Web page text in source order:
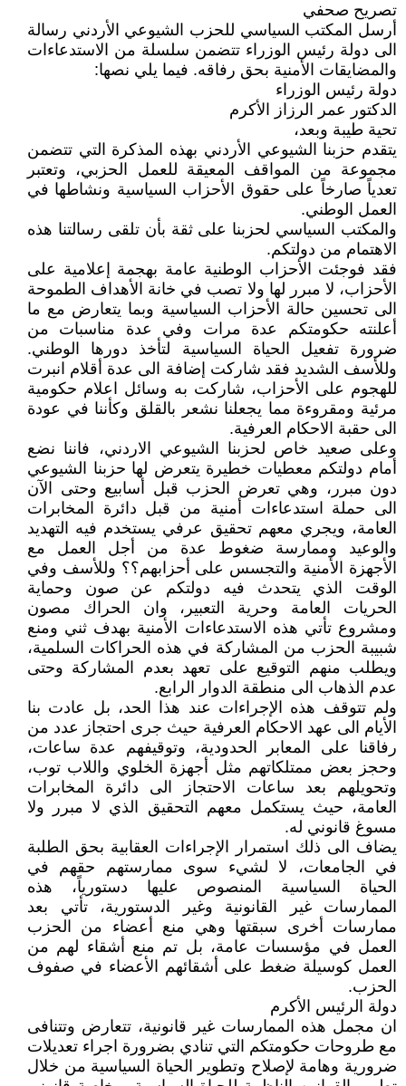
تصريح صحفي
أرسل المكتب السياسي للحزب الشيوعي الأردني رسالة
الى دولة رئيس الوزراء تتضمن سلسلة من الاستدعاءات
والمضايقات الأمنية بحق رفاقه. فيما يلي نصها:
دولة رئيس الوزراء
الدكتور عمر الرزاز الأكرم
تحية طيبة وبعد،
يتقدم حزبنا الشيوعي الأردني بهذه المذكرة التي تتضمن
مجموعة من المواقف المعيقة للعمل الحزبي، وتعتبر
تعدياً صارخاً على حقوق الأحزاب السياسية ونشاطها في
العمل الوطني.
والمكتب السياسي لحزبنا على ثقة بأن تلقى رسالتنا هذه
الاهتمام من دولتكم.
فقد فوجئت الأحزاب الوطنية عامة بهجمة إعلامية على
الأحزاب، لا مبرر لها ولا تصب في خانة الأهداف الطموحة
الى تحسين حالة الأحزاب السياسية وبما يتعارض مع ما
أعلنته حكومتكم عدة مرات وفي عدة مناسبات من
ضرورة تفعيل الحياة السياسية لتأخذ دورها الوطني.
وللأسف الشديد فقد شاركت إضافة الى عدة أقلام انبرت
للهجوم على الأحزاب، شاركت به وسائل اعلام حكومية
مرئية ومقروءة مما يجعلنا نشعر بالقلق وكأننا في عودة
الى حقبة الاحكام العرفية.
وعلى صعيد خاص لحزبنا الشيوعي الاردني، فاننا نضع
أمام دولتكم معطيات خطيرة يتعرض لها حزبنا الشيوعي
دون مبرر، وهي تعرض الحزب قبل أسابيع وحتى الآن
الى حملة استدعاءات أمنية من قبل دائرة المخابرات
العامة، ويجري معهم تحقيق عرفي يستخدم فيه التهديد
والوعيد وممارسة ضغوط عدة من أجل العمل مع
الأجهزة الأمنية والتجسس على أحزابهم؟؟ وللأسف وفي
الوقت الذي يتحدث فيه دولتكم عن صون وحماية
الحريات العامة وحرية التعبير، وان الحراك مصون
ومشروع تأتي هذه الاستدعاءات الأمنية بهدف ثني ومنع
شبيبة الحزب من المشاركة في هذه الحراكات السلمية،
ويطلب منهم التوقيع على تعهد بعدم المشاركة وحتى
عدم الذهاب الى منطقة الدوار الرابع.
ولم تتوقف هذه الإجراءات عند هذا الحد، بل عادت بنا
الأيام الى عهد الاحكام العرفية حيث جرى احتجاز عدد من
رفاقنا على المعابر الحدودية، وتوقيفهم عدة ساعات،
وحجز بعض ممتلكاتهم مثل أجهزة الخلوي واللاب توب،
وتحويلهم بعد ساعات الاحتجاز الى دائرة المخابرات
العامة، حيث يستكمل معهم التحقيق الذي لا مبرر ولا
مسوغ قانوني له.
يضاف الى ذلك استمرار الإجراءات العقابية بحق الطلبة
في الجامعات، لا لشيء سوى ممارستهم حقهم في
الحياة السياسية المنصوص عليها دستورياً، هذه
الممارسات غير القانونية وغير الدستورية، تأتي بعد
ممارسات أخرى سبقتها وهي منع أعضاء من الحزب
العمل في مؤسسات عامة، بل تم منع أشقاء لهم من
العمل كوسيلة ضغط على أشقائهم الأعضاء في صفوف
الحزب.
دولة الرئيس الأكرم
ان مجمل هذه الممارسات غير قانونية، تتعارض وتتنافى
مع طروحات حكومتكم التي تنادي بضرورة اجراء تعديلات
ضرورية وهامة لإصلاح وتطوير الحياة السياسية من خلال